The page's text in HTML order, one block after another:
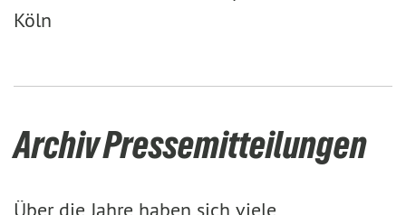
Köln
Archiv Pressemitteilungen
Über die Jahre haben sich viele